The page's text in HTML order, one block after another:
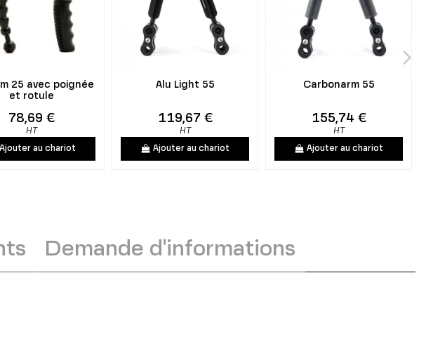
25 avec poignée
et rotule
78,69 €
HT
Ajouter au chariot
Alu Light 55
119,67 €
HT
Ajouter au chariot
Carbonarm 55
155,74 €
HT
Ajouter au chariot
Demande d'informations